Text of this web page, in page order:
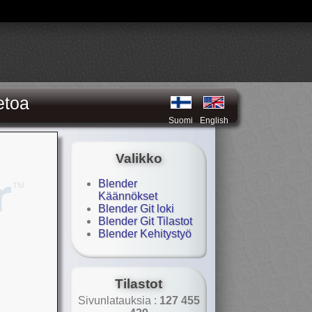
Suomi English
Valikko
Blender
Käännökset
Blender Git loki
Blender Git Tilastot
Blender Kehitystyö
Tilastot
Sivunlatauksia : 127 455